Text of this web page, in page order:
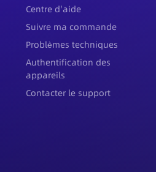
Centre d'aide
Suivre ma commande
Problèmes techniques
Authentification des
appareils
Contacter le support